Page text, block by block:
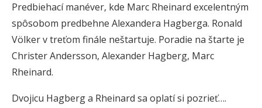
Predbiehací manéver, kde Marc Rheinard excelentným
spôsobom predbehne Alexandera Hagberga. Ronald
Völker v treťom finále neštartuje. Poradie na štarte je
Christer Andersson, Alexander Hagberg, Marc
Rheinard.
Dvojicu Hagberg a Rheinard sa oplatí si pozrieť….